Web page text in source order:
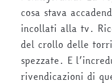
cosa stava
incollati alla tv.
del crollo delle
spezzate. E
rivendicazioni di